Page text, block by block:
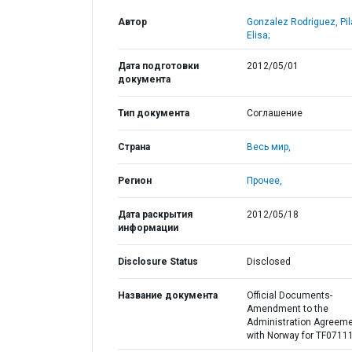
Автор
Gonzalez Rodriguez,
Elisa;
Дата подготовки
документа
2012/05/01
Тип документа Соглашение
Страна Весь мир,
Регион Прочее,
Дата раскрытия
информации
2012/05/18
Disclosure Status Disclosed
Название документа
Official Documents-
Amendment to the
Administration
with Norway for